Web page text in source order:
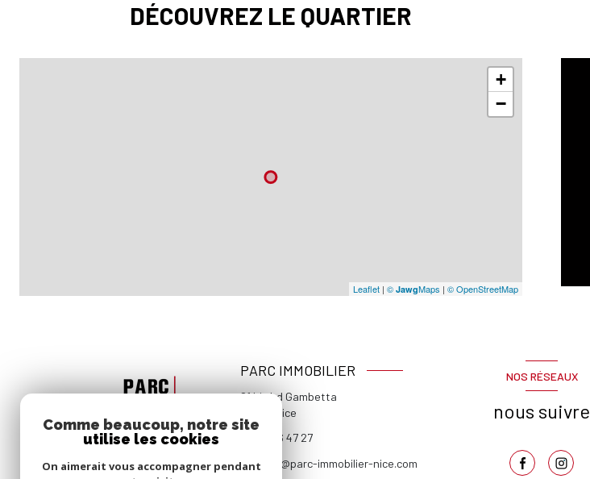
DÉCOUVREZ LE QUARTIER
+
−
Leaflet | © JawgMaps | © OpenStreetMap
PARC IMMOBILIER
81 bis bd Gambetta
Nice
04 93 96 47 27
contact@parc-immobilier-nice.com
NOS RÉSEAUX
nous suivre
Comme beaucoup, notre site
utilise les cookies
On aimerait vous accompagner pendant